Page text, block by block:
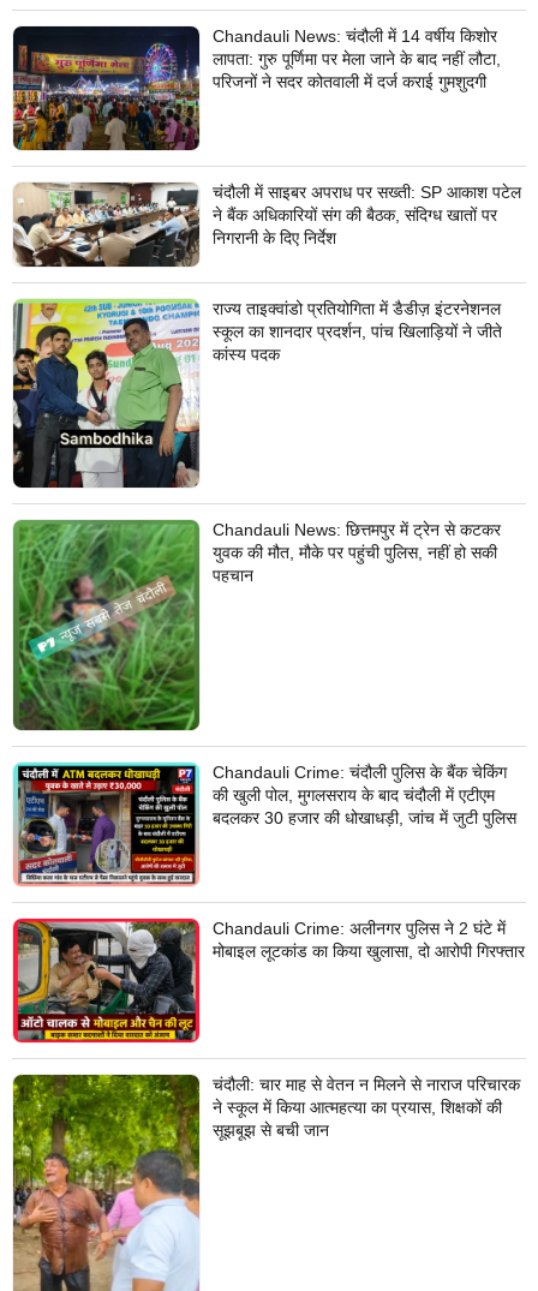
Chandauli News: चंदौली में 14 वर्षीय किशोर
लापता: गुरु पूर्णिमा पर मेला जाने के बाद नहीं लौटा,
परिजनों ने सदर कोतवाली में दर्ज कराई गुमशुदगी
चंदौली में साइबर अपराध पर सख्ती: SP आकाश पटेल
ने बैंक अधिकारियों संग की बैठक, संदिग्ध खातों पर
निगरानी के दिए निर्देश
राज्य ताइक्वांडो प्रतियोगिता में डैडीज़ इंटरनेशनल
स्कूल का शानदार प्रदर्शन, पांच खिलाड़ियों ने जीते
कांस्य पदक
Chandauli News: छित्तमपुर में ट्रेन से कटकर
युवक की मौत, मौके पर पहुंची पुलिस, नहीं हो सकी
पहचान
Chandauli Crime: चंदौली पुलिस के बैंक चेकिंग
की खुली पोल, मुगलसराय के बाद चंदौली में एटीएम
बदलकर 30 हजार की धोखाधड़ी, जांच में जुटी पुलिस
Chandauli Crime: अलीनगर पुलिस ने 2 घंटे में
मोबाइल लूटकांड का किया खुलासा, दो आरोपी गिरफ्तार
चंदौली: चार माह से वेतन न मिलने से नाराज परिचारक
ने स्कूल में किया आत्महत्या का प्रयास, शिक्षकों की
सूझबूझ से बची जान